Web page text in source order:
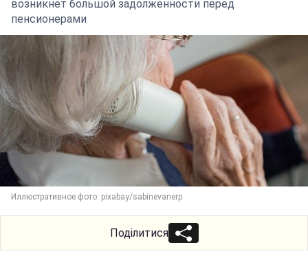
возникнет большой задолженности перед
пенсионерами
Иллюстративное фото: pixabay/sabinevanerp
Поділитися